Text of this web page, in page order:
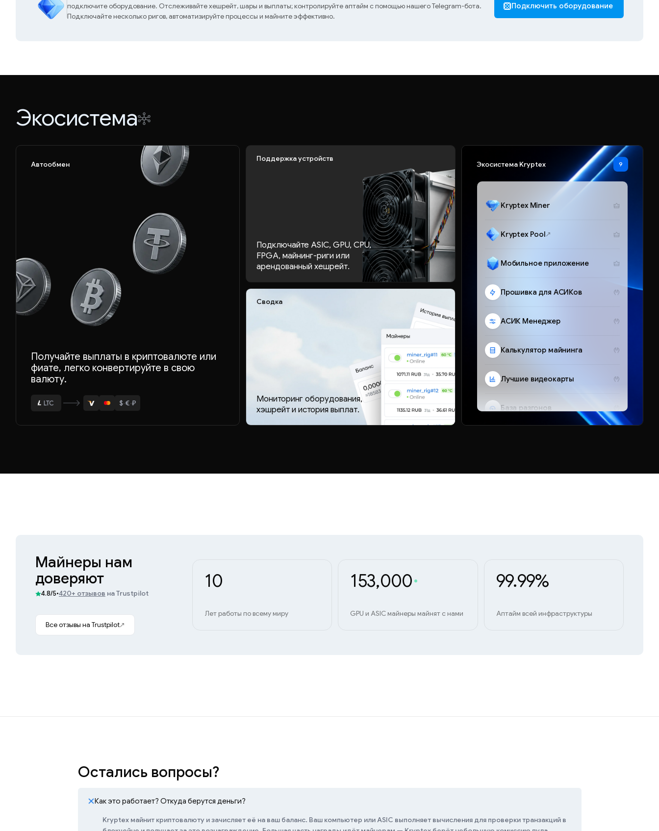
подключите оборудование. Отслеживайте хешрейт, шары и выплаты; контролируйте аптайм с помощью нашего Telegram-бота.
Подключайте несколько ригов, автоматизируйте процессы и майните эффективно.
Подключить оборудование
Экосистема
Сводка
Мониторинг оборудования,
хэшрейт и история выплат.
Поддержка устройств
Подключайте ASIC, GPU, CPU,
FPGA, майнинг-риги или
арендованный хешрейт.
Автообмен
Получайте выплаты в криптовалюте или
фиате, легко конвертируйте в свою
валюту.
ETH
$·€·₽
Экосистема Kryptex 9
Kryptex Miner
Kryptex Pool
Мобильное приложение
Прошивка для АСИКов
АСИК Менеджер
Калькулятор майнинга
Лучшие видеокарты
База разгонов
Майнеры нам
доверяют
4.8/5•420+ отзывов на Trustpilot
Все отзывы на Trustpilot
10
Лет работы по всему миру
153,000
GPU и ASIC майнеры майнят с нами
99.99%
Аптайм всей инфраструктуры
Остались вопросы?
Как это работает? Откуда берутся деньги?
Kryptex майнит криптовалюту и зачисляет её на ваш баланс. Ваш компьютер или ASIC выполняет вычисления для проверки транзакций в